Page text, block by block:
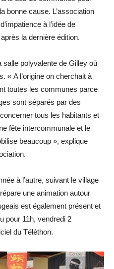
bonne cause. L’association
à l’idée de
la dernière édition.
salle polyvalente de Gilley où
« A l’origine on cherchait à
toutes les communes parce
sont séparés par des
tous les habitants et
fête intercommunale et le
beaucoup », explique
à l’autre, suivant le village
une animation autour
est également présent et
pour 11h, vendredi 2
du Téléthon.